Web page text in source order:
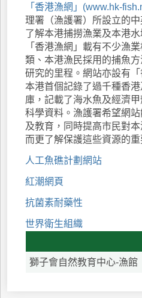
「香港漁網」(www.hk-
理署（漁護署）所設立的
了解本港捕撈漁業及本港
「香港漁網」載有不少漁
類、本港漁民採用的捕魚
研究的里程。網站亦設有
本港首個記錄了過千種香
庫，記載了海水魚及經濟
科學資料。漁護署希望網
及教育，同時提高市民對
而更了解保護這些資源的重
人工魚礁計劃網站
紅潮網頁
抗菌素耐藥性
世界衛生組織
獅子會自然教育中心-漁館